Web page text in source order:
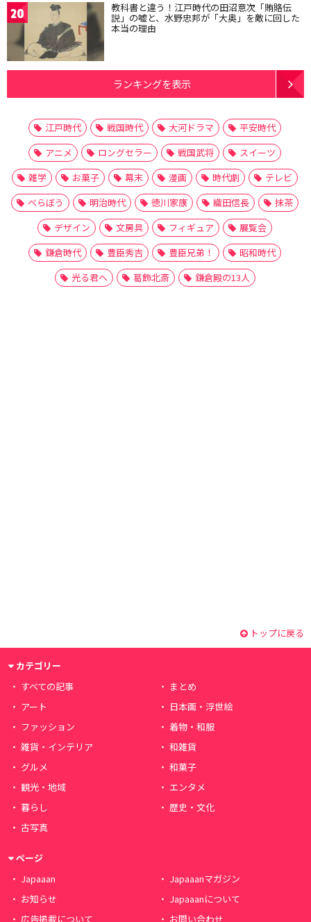
20 教科書と違う！江戸時代の田沼意次「賄賂伝
説」の嘘と、水野忠邦が「大奥」を敵に回した
本当の理由
ランキングを表示
江戸時代 戦国時代 大河ドラマ
平安時代
アニメ
ロングセラー 戦国武将
スイーツ
雑学
お菓子 幕末 漫画 時代劇
テレビ
べらぼう
明治時代 徳川家康 織田信長
抹茶
デザイン
文房具 フィギュア
展覧会
鎌倉時代
豊臣秀吉 豊臣兄弟！
昭和時代
光る君へ
葛飾北斎 鎌倉殿の13人
トップに戻る
カテゴリー
すべての記事
まとめ
アート
日本画・浮世絵
ファッション
着物・和服
雑貨・インテリア
和雑貨
グルメ
和菓子
観光・地域
エンタメ
暮らし
歴史・文化
古写真
ページ
Japaaan
Japaaanマガジン
お知らせ
Japaaanについて
広告掲載について
お問い合わせ